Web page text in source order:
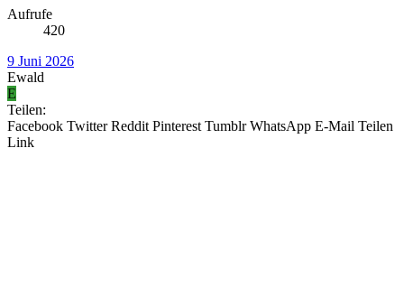
Aufrufe
420
9 Juni 2026
Ewald
E
Teilen:
Facebook Twitter Reddit Pinterest Tumblr WhatsApp E-Mail Teilen
Link